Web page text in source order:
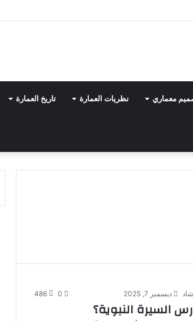
معماري نظريات العمارة تاريخ العمارة
ديسمبر 7, 2025 0
486
السيرة النبوية؟